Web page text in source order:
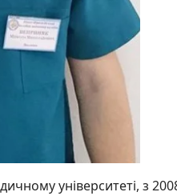
університеті, з